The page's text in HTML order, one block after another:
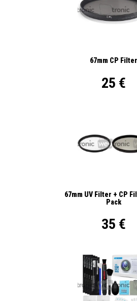
67mm CP Filter
25 €
67mm UV Filter + CP
Pack
35 €